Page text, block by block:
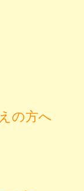
の方へ